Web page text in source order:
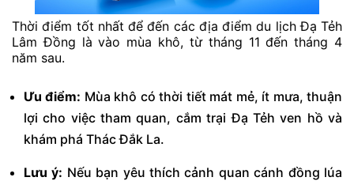
Thời điểm tốt nhất để đến các địa điểm du lịch Đạ Tẻh
Lâm Đồng là vào mùa khô, từ tháng 11 đến tháng 4
năm sau.
Ưu điểm: Mùa khô có thời tiết mát mẻ, ít mưa, thuận
lợi cho việc tham quan, cắm trại Đạ Tẻh ven hồ và
khám phá Thác Đắk La.
Lưu ý: Nếu bạn yêu thích cảnh quan cánh đồng lúa